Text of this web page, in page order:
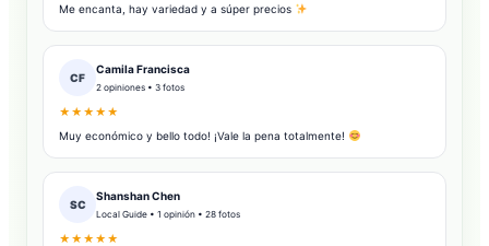
Me encanta, hay variedad y a súper precios
CF
Camila Francisca
2 opiniones • 3 fotos
★★★★★
Muy económico y bello todo! ¡Vale la pena totalmente!
SC
Shanshan Chen
Local Guide • 1 opinión • 28 fotos
★★★★★